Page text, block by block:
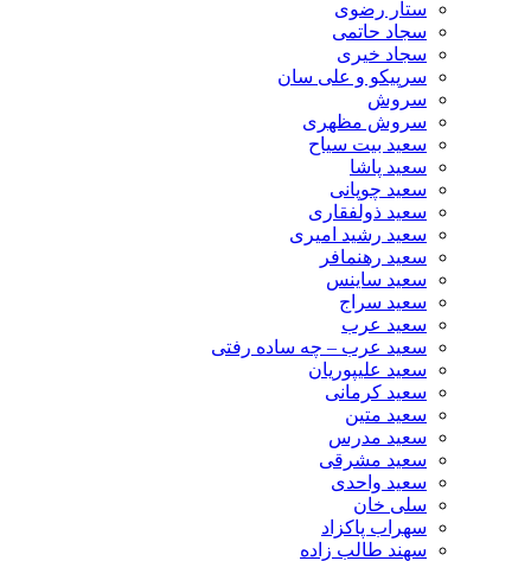
ستار رضوی
سجاد حاتمی
سجاد خیری
سرپیکو و علی سان
سروش
سروش مظهری
سعید بیت سیاح
سعید پاشا
سعید چوپانی
سعید ذولفقاری
سعید رشید امیری
سعید رهنمافر
سعید ساینس
سعید سراج
سعید عرب
سعید عرب – چه ساده رفتی
سعید علیپوریان
سعید کرمانی
سعید متین
سعید مدرس
سعید مشرقی
سعید واحدی
سلی خان
سهراب پاکزاد
سهند طالب زاده